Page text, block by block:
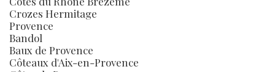
Crozes Hermitage
Provence
Bandol
Baux de Provence
Côteaux d'Aix-en-Provence